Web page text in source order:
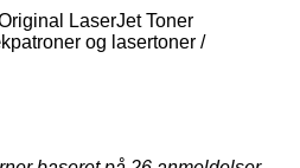
LaserJet Toner
og lasertoner /